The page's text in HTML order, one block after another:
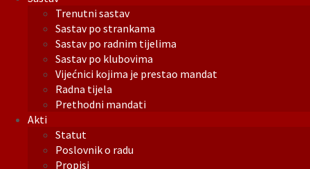
Trenutni sastav
Sastav po strankama
Sastav po radnim tijelima
Sastav po klubovima
Vijećnici kojima je prestao mandat
Radna tijela
Prethodni mandati
Akti
Statut
Poslovnik o radu
Propisi